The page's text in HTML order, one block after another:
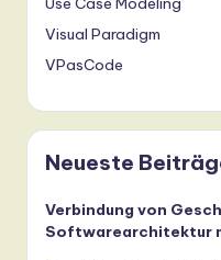
Visual Paradigm
VPasCode
Neueste
Verbindung von
Softwarearchitektur